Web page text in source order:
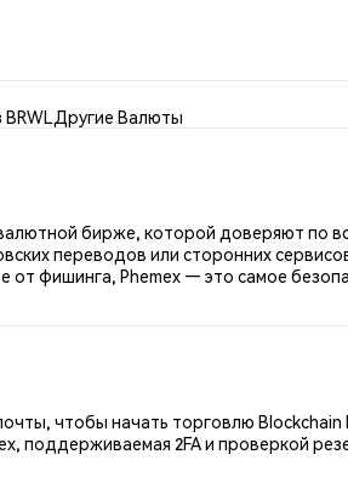
Другие Валюты
бирже, которой доверяют по
переводов или сторонних
фишинга, Phemex — это самое
чтобы начать торговлю
поддерживаемая 2FA и проверкой